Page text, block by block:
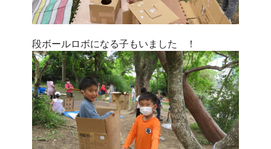
段ボールロボになる子もいました ！